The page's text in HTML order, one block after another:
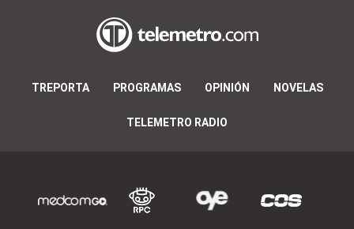
TREPORTA PROGRAMAS OPINIÓN NOVELAS
TELEMETRO RADIO